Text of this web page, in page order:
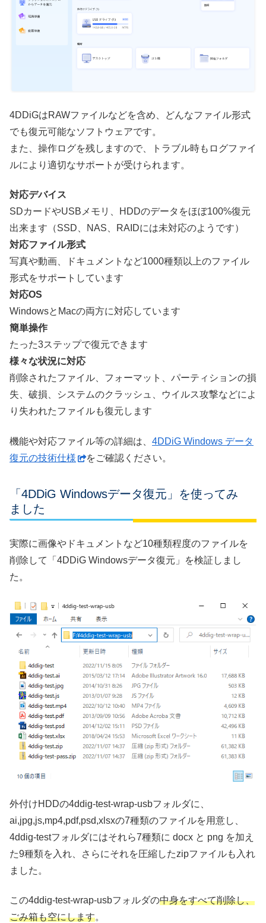
4DDiGはRAWファイルなどを含め、どんなファイル形式
でも復元可能なソフトウェアです。
また、操作ログを残しますので、トラブル時もログファイ
ルにより適切なサポートが受けられます。
対応デバイス
SDカードやUSBメモリ、HDDのデータをほぼ100%復元
出来ます（SSD、NAS、RAIDには未対応のようです）
対応ファイル形式
写真や動画、ドキュメントなど1000種類以上のファイル
形式をサポートしています
対応OS
WindowsとMacの両方に対応しています
簡単操作
たった3ステップで復元できます
様々な状況に対応
削除されたファイル、フォーマット、パーティションの損
失、破損、システムのクラッシュ、ウイルス攻撃などによ
り失われたファイルも復元します
機能や対応ファイル等の詳細は、 4DDiG Windows データ
復元の技術仕様
をご確認ください。
「4DDiG Windowsデータ復元」を使ってみ
ました
実際に画像やドキュメントなど10種類程度のファイルを
削除して「4DDiG Windowsデータ復元」を検証しまし
た。
外付けHDDの4ddig-test-wrap-usbフォルダに、
ai,jpg,js,mp4,pdf,psd,xlsxの7種類のファイルを用意し、
4ddig-testフォルダにはそれら7種類に docx と png を加え
た9種類を入れ、さらにそれを圧縮したzipファイルも入れ
ました。
この4ddig-test-wrap-usbフォルダの中身をすべて削除し、
ごみ箱も空にします。